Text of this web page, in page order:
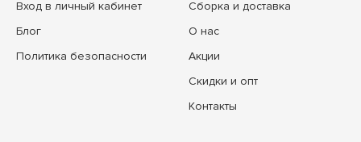
Вход в личный кабинет
Блог
Политика безопасности
Сборка и доставка
О нас
Акции
Скидки и опт
Контакты